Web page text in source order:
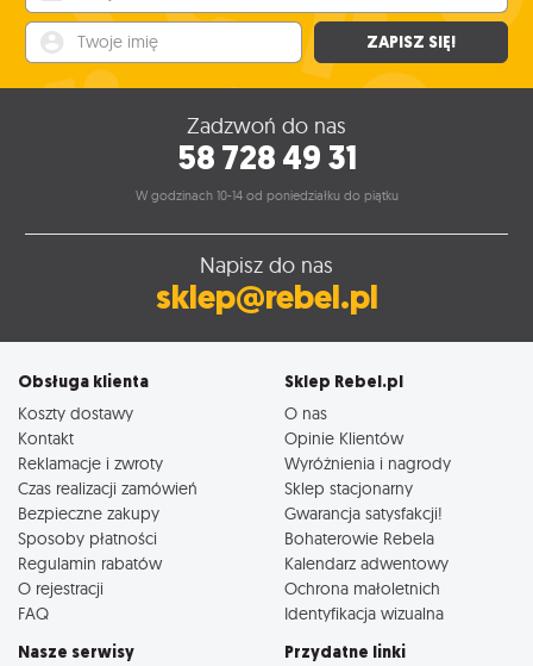
ZAPISZ SIĘ!
Zadzwoń do nas
58 728 49 31
W godzinach 10-14 od poniedziałku do piątku
Napisz do nas
sklep@rebel.pl
Obsługa klienta
Koszty dostawy
Kontakt
Reklamacje i zwroty
Czas realizacji zamówień
Bezpieczne zakupy
Sposoby płatności
Regulamin rabatów
O rejestracji
FAQ
Sklep Rebel.pl
O nas
Opinie Klientów
Wyróżnienia i nagrody
Sklep stacjonarny
Gwarancja satysfakcji!
Bohaterowie Rebela
Kalendarz adwentowy
Ochrona małoletnich
Identyfikacja wizualna
Nasze serwisy Przydatne linki